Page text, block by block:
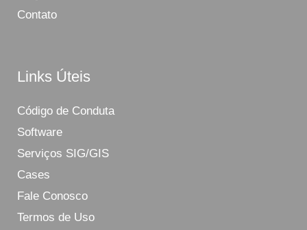
Contato
Links Úteis
Código de Conduta
Software
Serviços SIG/GIS
Cases
Fale Conosco
Termos de Uso